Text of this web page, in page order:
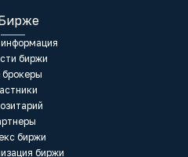
биржи
брокеры
биржи
биржи